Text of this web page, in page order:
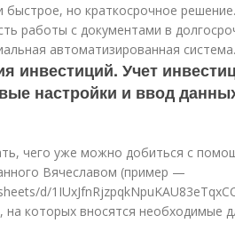
быстрое, но краткосрочное
работы с документами в
автоматизированная система.
инвестиций. Учет
настройки и ввод
чего уже можно добиться с
Вячеславом (пример —
d/
которых вносятся необходимые